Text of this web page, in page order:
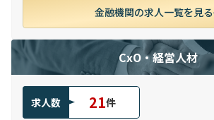
金融機関の求人一覧を見る
CxO・経営人材
求人数 21件